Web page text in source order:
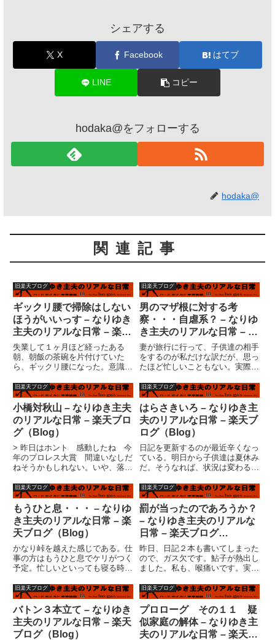
シェアする
X Facebook はてブ
LINE コピー
hodaka@をフォローする
hodaka@
関連記事
旧楽天ブログ
ギックリ腰で掃除はしない
ほうがいいっす – なりゆき
主夫のリアルな日常 – 楽天
ブログ（Blog）
失業して１ヶ月ほど経ったある
朝、朝飯の茶碗を片付けていた
ら、ギックリ腰になった。意識は
れない。結局２週間近く、チャッ
プリンのモノマネのようにしか歩
けなかった。元々、私はサラリー
マンであった。・満員電車に乗っ
て通...
旧楽天ブログ
男のマザ根に対する考
察・・・自虐系？ – なりゆ
き主夫のリアルな日常 – 楽
天ブログ（Blog）
妻が旅行に行って、子供達の相手
をするのが私だけな訳だが、思っ
たほど忙しいこともない。実際に
ムまである。子供の横で、ゴロゴ
ロしていることが仕事みたいなも
んか。勿論、直に妻が帰ってくる
という期待があるからなのだ
が、...
旧楽天ブログ
小橋対秋山 – なりゆき主夫
のリアルな日常 – 楽天ブロ
グ（Blog）
> 昨日はホント 感動したね 今
年のプロレス大賞 間違いなしだ
ねそうかもしれない。いや、落ち
てみるか。> ところで 今度ＤＶ
Ｄ撮って 送るときには -ＲＷ
の ＶＲモードで> いいのか
な？ ビデオモードでもＶＲモ...
旧楽天ブログ
はらさきいろ – なりゆき主
夫のリアルな日常 – 楽天ブ
ログ（Blog）
日記を更新するのが最近辛くなっ
ている。明日から子供達は夏休み
だ。そうなれば、状況は変わるの
ずれにしても、この夏休みの過ご
し方は大事だ。去年はよく覚えて
いない。たぶん、去年は失業して
日々の暮らしに不安だらけだっ
た...
旧楽天ブログ
もうひと息・・・ – なりゆ
き主夫のリアルな日常 – 楽
天ブログ（Blog）
かなり峠を越えた感じである。仕
事の方はもうひと息でケリがつく
予定。忙しいといっても寝る時間
い。地道な製作作業な為、むしろ
眠くて仕方がないともいえる。し
かし、確実に時間を消費してしま
う作業なのである。イメージ沸
か...
旧楽天ブログ
罰が当ったのであろうか？
– なりゆき主夫のリアルな
日常 – 楽天ブログ
（Blog）
昨日、日記２本も書いてしまった
ので、ガス欠です。鮎子が熱出し
ました。私も、喉痛いです。実家
なっています。今回は、自
分・・・ブログランキングです。
罰が当った！！と思った人はクリ
ック！！！うう・・・(；一_一)
今日...
旧楽天ブログ
バトン３本立て – なりゆき
主夫のリアルな日常 – 楽天
ブログ（Blog）
旧楽天ブログ
プロローグ その１１ 疑
似家庭の解体 – なりゆき主
夫のリアルな日常 – 楽天ブ